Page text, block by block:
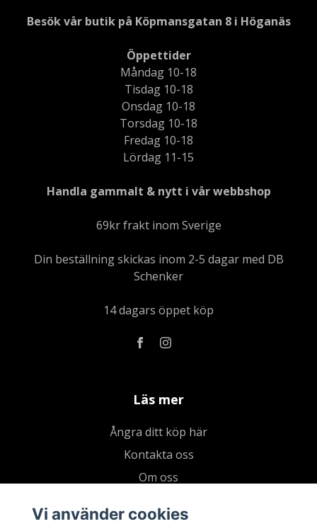
Besök vår butik på Köpmansgatan 8 i Höganäs
Öppettider
Måndag 10-18
Tisdag 10-18
Onsdag 10-18
Torsdag 10-18
Fredag 10-18
Lördag 11-15
Handla gammalt & nytt i vår webbshop
69kr frakt inom Sverige
Din beställning skickas inom 2-5 dagar med DB
Schenker
14 dagars öppet köp
Läs mer
Ångra ditt köp här
Kontakta oss
Om oss
Kundklubb
Vi använder cookies